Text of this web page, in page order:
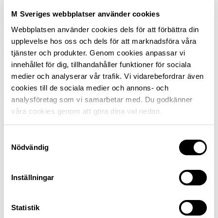
M Sveriges webbplatser använder cookies
Webbplatsen använder cookies dels för att förbättra din
upplevelse hos oss och dels för att marknadsföra våra
tjänster och produkter. Genom cookies anpassar vi
innehållet för dig, tillhandahåller funktioner för sociala
medier och analyserar vår trafik. Vi vidarebefordrar även
cookies till de sociala medier och annons- och
analysföretag som vi samarbetar med. Du godkänner
våra cookies genom att göra dina val nedan.
Nödvändig
Inställningar
Statistik
Jacob Sidenvall, Riksförbundet M Sverige.
– Att justera saker via skärm tar mycket mer tid och
uppmärksamhet jämfört med att göra det med en fysisk
knapp eller ett vred, säger Jacob Sidenvall. Det är inte så
konstigt. Den digitala miljön är mindre förutsägbar än
en knapp som sitter där den sitter, och väldigt ofta
tvingas blicken bort från trafiksituationen för att se till
så att fingrarna hamnat rätt. Det blir en distraktion i
man ofta använda synen för att bekräfta att man fått till
Det tar 23,5 sekunder att hitta en